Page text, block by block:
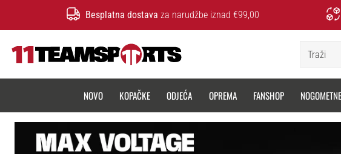
Besplatna dostava za narudžbe iznad €99,00
NOVO KOPAČKE ODJEĆA OPREMA FANSHOP